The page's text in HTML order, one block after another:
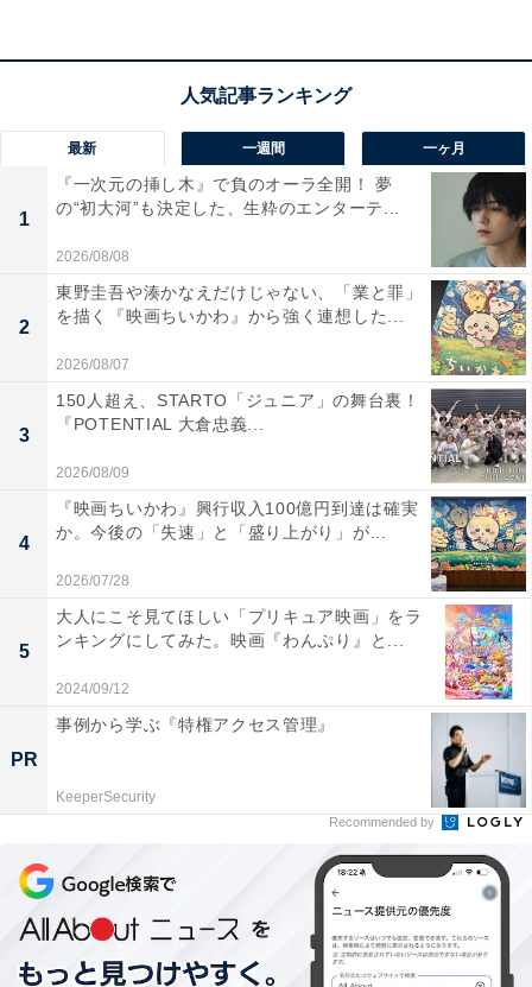
そして今回は…チェアマン代理に
最多優勝&前回優勝者の#バカリズムが就任❗️
誰がチャンピオンの座を勝ち取るのか…
出場者の詳細は後日発表予定❕
続報に乞うご期待…?? pic.twitter.com/4CfDxgwXR4
— 【公式】『IPPONグランプリ』 (@IPPONGP)
January 22, 2024
『人志松本の酒のツマミになる話』に関しては、タイト
ルを2月9日の放送から『酒のツマミになる話』に変更。
当面は、松本さんの席に出演していた千鳥・大悟さんが
座り、番組を進行することになりました。
M-1王者#令和ロマンが初登場?
変な肩書きを語る?
#浪川大輔 #陣
#髙比良くるま
#酒のツマミになる話
動画は2月9日(金)21:58まで公開
https://t.co/YOfJvfNMxT
pic.twitter.com/vnIzdROM7S
最新 一週間 一ヶ月
1
『一次元の挿し木』で負のオーラ全開！ 夢
の“初大河”も決定した、生粋のエンターテ...
2026/08/08
2
東野圭吾や湊かなえだけじゃない、「業と罪」
を描く『映画ちいかわ』から強く連想した...
2026/08/07
3
150人超え、STARTO「ジュニア」の舞台裏！
『POTENTIAL 大倉忠義...
2026/08/09
4
『映画ちいかわ』興行収入100億円到達は確実
か。今後の「失速」と「盛り上がり」が...
2026/07/28
5
大人にこそ見てほしい「プリキュア映画」をラ
ンキングにしてみた。映画『わんぷり』と...
2024/09/12
PR
事例から学ぶ『特権アクセス管理』
KeeperSecurity
Recommended by